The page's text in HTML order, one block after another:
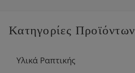
Κατηγορίες Προϊόντων
Υλικά Ραπτικής